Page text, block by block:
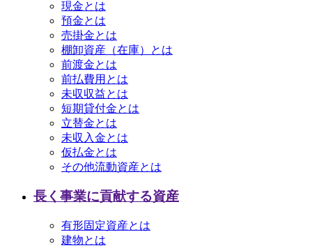
現金とは
預金とは
売掛金とは
棚卸資産（在庫）とは
前渡金とは
前払費用とは
未収収益とは
短期貸付金とは
立替金とは
未収入金とは
仮払金とは
その他流動資産とは
長く事業に貢献する資産
有形固定資産とは
建物とは